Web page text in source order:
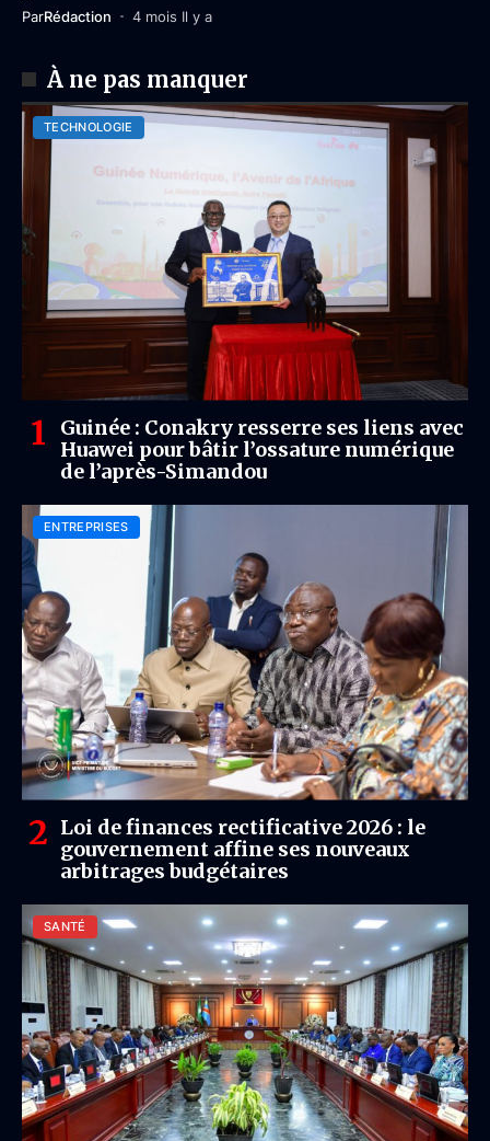
ParRédaction 4 mois Il y a
À ne pas manquer
TECHNOLOGIE
Guinée : Conakry resserre ses liens avec
Huawei pour bâtir l’ossature numérique
de l’après-Simandou
ENTREPRISES
Loi de finances rectificative 2026 : le
gouvernement affine ses nouveaux
arbitrages budgétaires
SANTÉ